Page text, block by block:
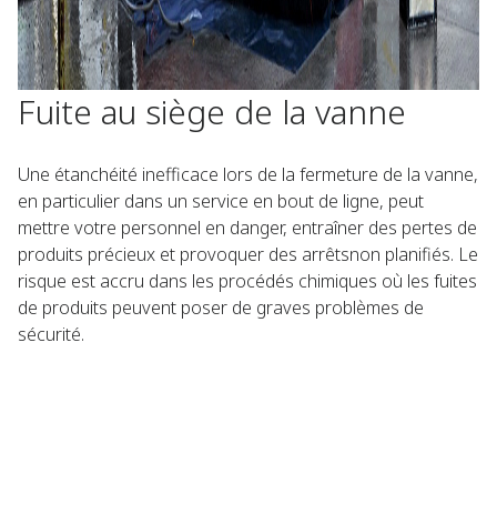
Fuite au siège de la vanne
Une étanchéité inefficace lors de la fermeture de la vanne,
en particulier dans un service en bout de ligne, peut
mettre votre personnel en danger, entraîner des pertes de
produits précieux et provoquer des arrêtsnon planifiés. Le
risque est accru dans les procédés chimiques où les fuites
de produits peuvent poser de graves problèmes de
sécurité.